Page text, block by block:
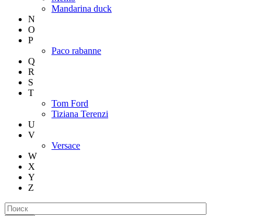
Mandarina duck
N
O
P
Paco rabanne
Q
R
S
T
Tom Ford
Tiziana Terenzi
U
V
Versace
W
X
Y
Z